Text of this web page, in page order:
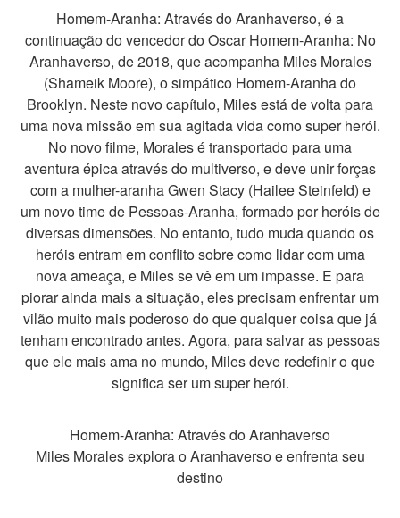
Homem-Aranha: Através do Aranhaverso, é a
continuação do vencedor do Oscar Homem-Aranha: No
Aranhaverso, de 2018, que acompanha Miles Morales
(Shameik Moore), o simpático Homem-Aranha do
Brooklyn. Neste novo capítulo, Miles está de volta para
uma nova missão em sua agitada vida como super herói.
No novo filme, Morales é transportado para uma
aventura épica através do multiverso, e deve unir forças
com a mulher-aranha Gwen Stacy (Hailee Steinfeld) e
um novo time de Pessoas-Aranha, formado por heróis de
diversas dimensões. No entanto, tudo muda quando os
heróis entram em conflito sobre como lidar com uma
nova ameaça, e Miles se vê em um impasse. E para
piorar ainda mais a situação, eles precisam enfrentar um
vilão muito mais poderoso do que qualquer coisa que já
tenham encontrado antes. Agora, para salvar as pessoas
que ele mais ama no mundo, Miles deve redefinir o que
significa ser um super herói.
Homem-Aranha: Através do Aranhaverso
Miles Morales explora o Aranhaverso e enfrenta seu
destino